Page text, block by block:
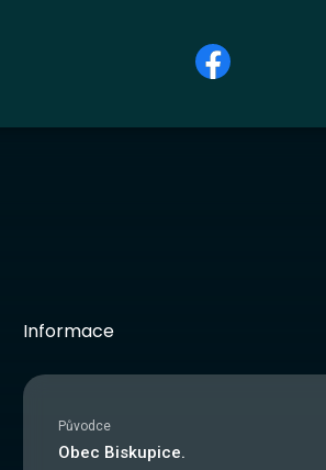
Informace
Původce
Obec Biskupice.